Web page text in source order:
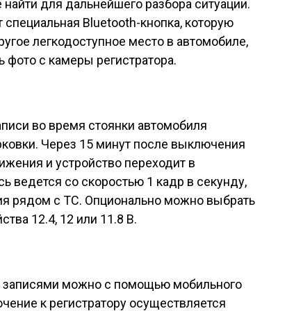
для дальнейшего разбора ситуации.
Bluetooth-кнопка, которую
легкодоступное место в автомобиле,
с камеры регистратора.
во время стоянки автомобиля
Через 15 минут после выключения
и устройство переходит в
ведется со скоростью 1 кадр в секунду,
рядом с ТС. Опционально можно выбрать
12.4, 12 или 11.8 В.
записями можно с помощью мобильного
к регистратору осуществляется